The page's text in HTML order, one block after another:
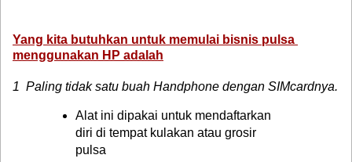
Link
Contact
Yang kita butuhkan untuk memulai bisnis pulsa
menggunakan HP adalah
1 Paling tidak satu buah Handphone dengan SIMcardnya.
Alat ini dipakai untuk mendaftarkan
diri di tempat kulakan atau grosir
pulsa